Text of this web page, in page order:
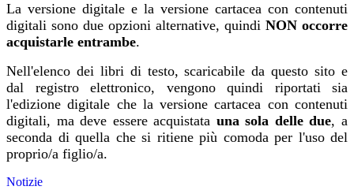
La versione digitale e la versione cartacea con contenuti
digitali sono due opzioni alternative, quindi NON occorre
acquistarle entrambe.
Nell'elenco dei libri di testo, scaricabile da questo sito e
dal registro elettronico, vengono quindi riportati sia
l'edizione digitale che la versione cartacea con contenuti
digitali, ma deve essere acquistata una sola delle due, a
seconda di quella che si ritiene più comoda per l'uso del
proprio/a figlio/a.
Notizie